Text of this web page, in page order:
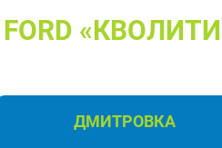
ДМИТРОВКА